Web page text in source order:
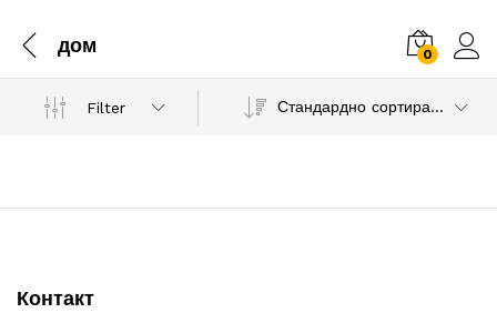
дом 0
Filter Стандардно сортирање
Контакт